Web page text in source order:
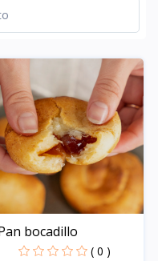
bocadillo
( 0 )